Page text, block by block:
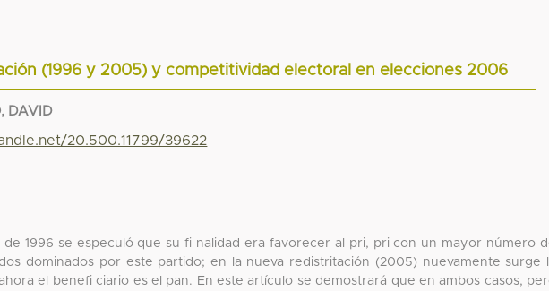
(1996 y 2005) y competitividad electoral en elecciones 2006
DAVID
20.500.11799/39622
de 1996 se especuló que su fi nalidad era favorecer al pri, pri con un mayor número
dominados por este partido; en la nueva redistritación (2005) nuevamente surge
el benefi ciario es el pan. En este artículo se demostrará que en ambos casos,